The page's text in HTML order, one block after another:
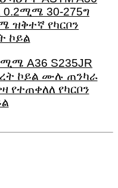
0.2ሚሜ 30-275ግ
ዝቅተኛ የካርቦን
ኮይል
A36 S235JR
ኮይል ሙሉ ጠንካራ
የተጠቀለለ የካርቦን